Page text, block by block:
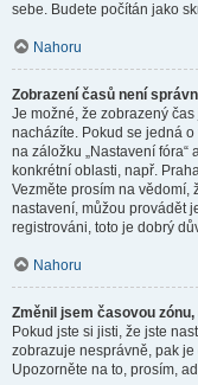
sebe. Budete počítán jako
Nahoru
Zobrazení časů není
Je možné, že zobrazený
nacházíte. Pokud se jedná
na záložku „Nastavení
konkrétní oblasti, např.
Vezměte prosím na vědomí,
nastavení, můžou provádět
registrováni, toto je dobrý
Nahoru
Změnil jsem časovou
Pokud jste si jisti, že jste
zobrazuje nesprávně, pak
Upozorněte na to, prosím,